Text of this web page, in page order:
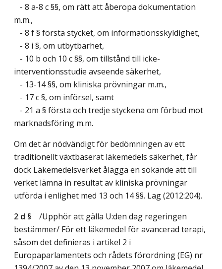
- 8 a-8 c §§, om rätt att åberopa dokumentation
m.m.,
- 8 f § första stycket, om informationsskyldighet,
- 8 i §, om utbytbarhet,
- 10 b och 10 c §§, om tillstånd till icke-
interventionsstudie avseende säkerhet,
- 13-14 §§, om kliniska prövningar m.m.,
- 17 c §, om införsel, samt
- 21 a § första och tredje styckena om förbud mot
marknadsföring m.m.
Om det är nödvändigt för bedömningen av ett
traditionellt växtbaserat läkemedels säkerhet, får
dock Läkemedelsverket ålägga en sökande att till
verket lämna in resultat av kliniska prövningar
utförda i enlighet med 13 och 14 §§. Lag (2012:204).
2 d §
/Upphör att gälla U:den dag regeringen
bestämmer/ För ett läkemedel för avancerad terapi,
såsom det definieras i artikel 2 i
Europaparlamentets och rådets förordning (EG) nr